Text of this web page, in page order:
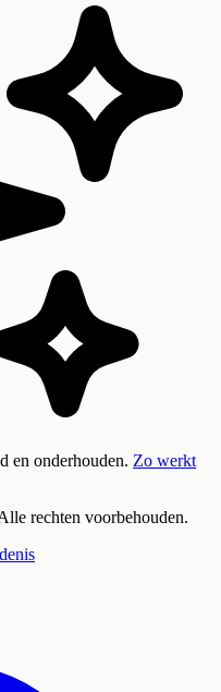
en onderhouden. Zo werkt
rechten voorbehouden.